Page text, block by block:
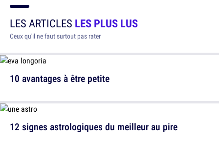
LES ARTICLES LES PLUS LUS
Ceux qu'il ne faut surtout pas rater
10 avantages à être petite
12 signes astrologiques du meilleur au pire